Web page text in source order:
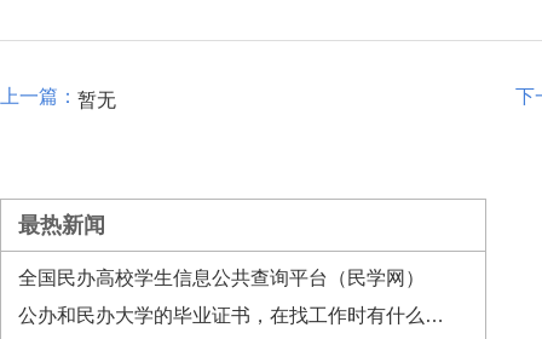
暂无
最热新闻
全国民办高校学生信息公共查询平台（民学网）
公办和民办大学的毕业证书，在找工作时有什么差异？